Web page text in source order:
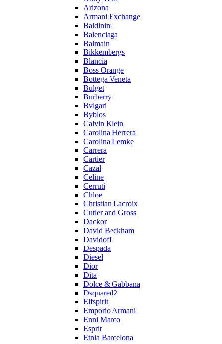
Arizona
Armani Exchange
Baldinini
Balenciaga
Balmain
Bikkembergs
Blancia
Boss Orange
Bottega Veneta
Bulget
Burberry
Bvlgari
Byblos
Calvin Klein
Carolina Herrera
Carolina Lemke
Carrera
Cartier
Cazal
Celine
Cerruti
Chloe
Christian Lacroix
Cutler and Gross
Dackor
David Beckham
Davidoff
Despada
Diesel
Dior
Dita
Dolce & Gabbana
Dsquared2
Elfspirit
Emporio Armani
Enni Marco
Esprit
Etnia Barcelona